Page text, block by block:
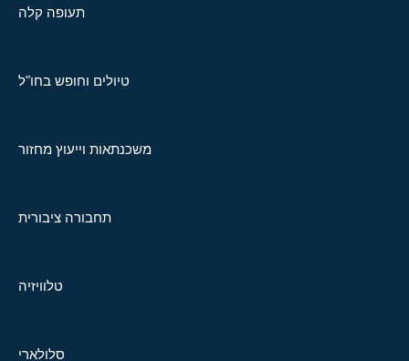
תעופה קלה
טיולים וחופש בחו"ל
משכנתאות וייעוץ מחזור
תחבורה ציבורית
טלוויזיה
סלולארי